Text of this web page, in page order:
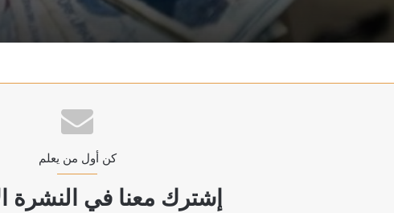
المركزي التركي: اتفاقية مع مصرف سوريا على وديعة بالليرة التركية
ترامب: سنضرب إيران بقوة وهم يعرفون ذلك
كن أول من يعلم
إشترك معنا في النشرة